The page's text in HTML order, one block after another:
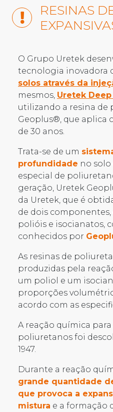
RESINAS
O Grupo Uretek
tecnologia inovadora
solos através da
mesmos, Uretek
utilizando a resina de
Geoplus®, que aplica
de 30 anos.
Trata-se de um
profundidade no solo
especial de
geração, Uretek
da Uretek, que é
de dois
polióis e isocianatos,
conhecidos por
As resinas de
produzidas pela
um poliol e um
proporções
acordo com as
A reação química
poliuretanos foi
1947.
Durante a reação
grande quantidade
que provoca a
mistura e a formação